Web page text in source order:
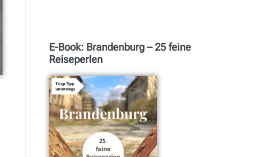
E-Book: Brandenburg – 25 feine
Reiseperlen